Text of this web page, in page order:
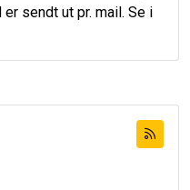
sendt ut pr. mail. Se i